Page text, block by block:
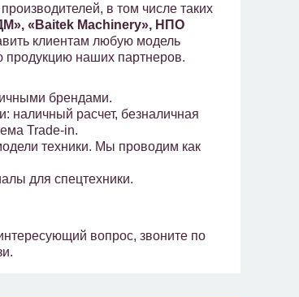
в том числе таких
«Baitek Machinery», НПО
клиентам любую модель
продукцию наших партнеров.
брендами.
наличный расчет, безналичная
Trade-in.
техники. Мы проводим как
для спецтехники.
вопрос, звоните по